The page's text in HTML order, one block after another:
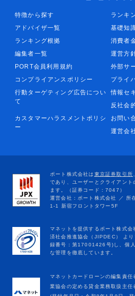
特徴から探す
ランキ
アドバイザ一覧
基礎知
ランキング根拠
消費者
編集者一覧
運営方
PORT会員利用規約
外部サ
コンプライアンスポリシー
プライ
行動ターゲティング広告につい
て
情報セ
反社会
カスタマーハラスメントポリシ
ー
お問い
運営会
マネットカードローンの編集責任
業協会の定める貸金業務取扱主任